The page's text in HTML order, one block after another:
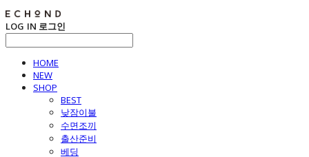
LOG IN 로그인
HOME
NEW
SHOP
BEST
낮잠이불
수면조끼
출산준비
베딩